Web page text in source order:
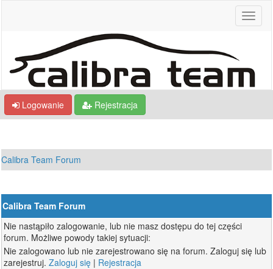
Logowanie Rejestracja
Calibra Team Forum
Calibra Team Forum
Nie nastąpiło zalogowanie, lub nie masz dostępu do tej części
forum. Możliwe powody takiej sytuacji:
Nie zalogowano lub nie zarejestrowano się na forum. Zaloguj się lub
zarejestruj.Zaloguj się | Rejestracja